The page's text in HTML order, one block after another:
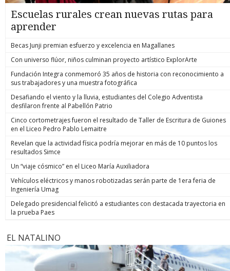
Escuelas rurales crean nuevas rutas para
aprender
Becas Junji premian esfuerzo y excelencia en Magallanes
Con universo flúor, niños culminan proyecto artístico ExplorArte
Fundación Integra conmemoró 35 años de historia con reconocimiento a
sus trabajadores y una muestra fotográfica
Desafiando el viento y la lluvia, estudiantes del Colegio Adventista
desfilaron frente al Pabellón Patrio
Cinco cortometrajes fueron el resultado de Taller de Escritura de Guiones
en el Liceo Pedro Pablo Lemaitre
Revelan que la actividad física podría mejorar en más de 10 puntos los
resultados Simce
Un “viaje cósmico” en el Liceo María Auxiliadora
Vehículos eléctricos y manos robotizadas serán parte de 1era feria de
Ingeniería Umag
Delegado presidencial felicitó a estudiantes con destacada trayectoria en
la prueba Paes
EL NATALINO